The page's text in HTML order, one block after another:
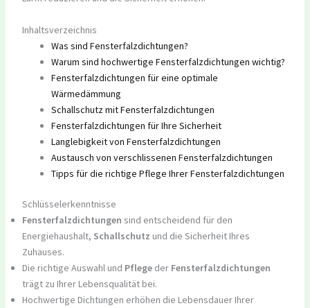
Inhaltsverzeichnis
Was sind Fensterfalzdichtungen?
Warum sind hochwertige Fensterfalzdichtungen wichtig?
Fensterfalzdichtungen für eine optimale
Wärmedämmung
Schallschutz mit Fensterfalzdichtungen
Fensterfalzdichtungen für Ihre Sicherheit
Langlebigkeit von Fensterfalzdichtungen
Austausch von verschlissenen Fensterfalzdichtungen
Tipps für die richtige Pflege Ihrer Fensterfalzdichtungen
Schlüsselerkenntnisse
Fensterfalzdichtungen sind entscheidend für den
Energiehaushalt, Schallschutz und die Sicherheit Ihres
Zuhauses.
Die richtige Auswahl und Pflegeder Fensterfalzdichtungen
trägt zu Ihrer Lebensqualität bei.
Hochwertige Dichtungen erhöhen die Lebensdauer Ihrer